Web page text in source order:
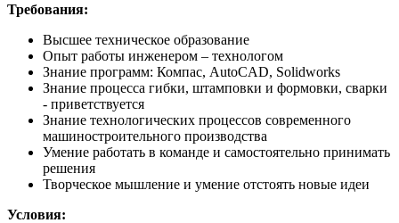
Требования:
Высшее техническое образование
Опыт работы инженером – технологом
Знание программ: Компас, AutoCAD, Solidworks
Знание процесса гибки, штамповки и формовки, сварки
- приветствуется
Знание технологических процессов современного
машиностроительного производства
Умение работать в команде и самостоятельно принимать
решения
Творческое мышление и умение отстоять новые идеи
Условия: